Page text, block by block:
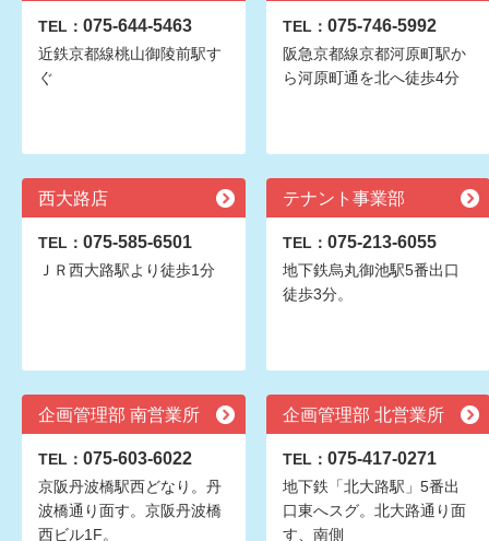
TEL： 075-644-5463
近鉄京都線桃山御陵前駅す
ぐ
TEL： 075-746-5992
阪急京都線京都河原町駅か
ら河原町通を北へ徒歩4分
西大路店
TEL： 075-585-6501
ＪＲ西大路駅より徒歩1分
テナント事業部
TEL： 075-213-6055
地下鉄烏丸御池駅5番出口
徒歩3分。
企画管理部 南営業所
TEL： 075-603-6022
京阪丹波橋駅西どなり。丹
波橋通り面す。京阪丹波橋
西ビル1F。
企画管理部 北営業所
TEL： 075-417-0271
地下鉄「北大路駅」5番出
口東へスグ。北大路通り面
す、南側